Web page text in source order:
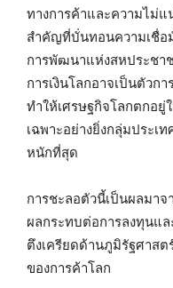
ทางการค้าและความไม่
สำคัญที่บั่นทอนความเชื่อ
การพัฒนาแห่งสหประชาช
การเงินโลกอาจเป็นตัวก
ทำให้เศรษฐกิจโลกตกอยู่
เฉพาะอย่างยิ่งกลุ่มประ
หนักที่สุด
การชะลอตัวนี้เป็นผลมาจ
ผลกระทบต่อการลงทุนแ
ตึงเครียดด้านภูมิรัฐศาส
ของการค้าโลก